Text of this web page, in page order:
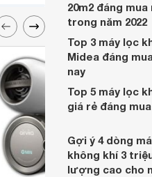
20m2 đáng mua
trong năm 2022
Top 3 máy lọc
Midea đáng
nay
Top 5 máy lọc
giá rẻ đáng
Gợi ý 4 dòng
không khí 3
lượng cao cho